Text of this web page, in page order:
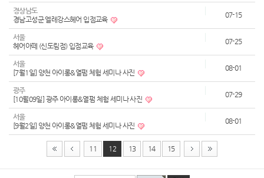
경상남도
경남고성군 엘레강스헤어 입점교육
07-15
서울
헤어아떼 (신도림점) 입점교육
07-25
서울
[7월1일] 양천 아이롱&열펌 체험 세미나 사진
08-01
광주
[10월09일] 광주 아이롱&열펌 체험 세미나 사진
07-29
서울
[9월2일] 양천 아이롱&열펌 체험 세미나 사진
08-01
11 12 13 14 15